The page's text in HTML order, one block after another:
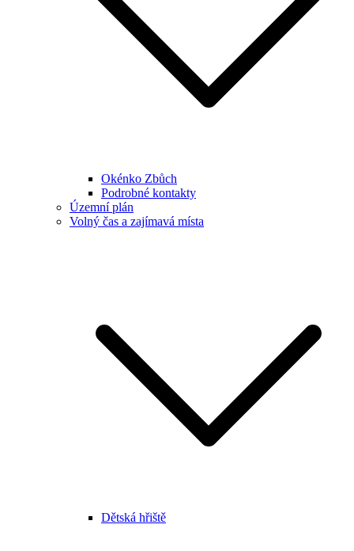
Okénko Zbůch
Podrobné kontakty
Územní plán
Volný čas a zajímavá místa
Dětská hřiště